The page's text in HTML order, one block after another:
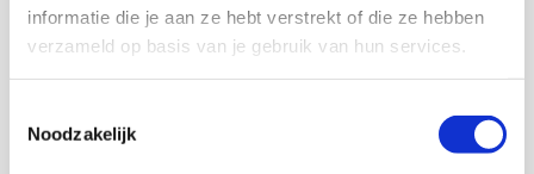
informatie die je aan ze hebt verstrekt of die ze hebben
verzameld op basis van je gebruik van hun services.
Noodzakelijk
Met meer dan 150.000 Ajacieden